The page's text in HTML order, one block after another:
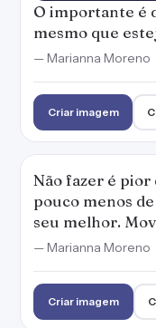
O importante é
mesmo que
— Marianna Moreno
Criar imagem
Não fazer é
pouco menos
seu melhor.
— Marianna Moreno
Criar imagem